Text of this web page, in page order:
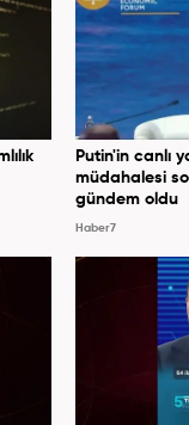
Putin'in canlı
müdahalesi
gündem oldu
Haber7